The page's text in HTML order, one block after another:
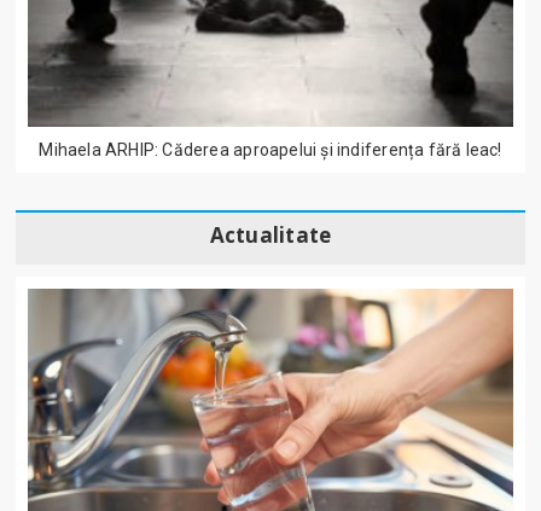
Mihaela ARHIP: Căderea aproapelui și indiferența fără leac!
Actualitate